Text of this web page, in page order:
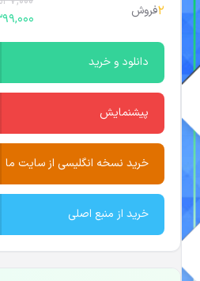
2فروش
دانلود و خرید
پیشنمایش
خرید نسخه انگلیسی از سایت ما
خرید از منبع اصلی